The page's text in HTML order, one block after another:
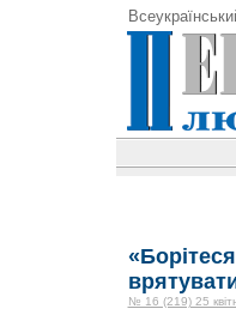
№ 16 (219) 25